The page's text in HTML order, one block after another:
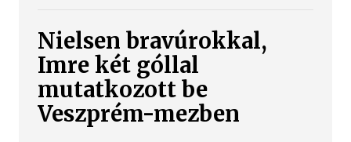
Nielsen bravúrokkal,
Imre két góllal
mutatkozott be
Veszprém-mezben